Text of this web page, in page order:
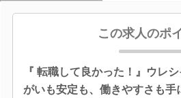
この求人のポ
『 転職して良かった！』ウレ
がいも安定も、働きやすさも手